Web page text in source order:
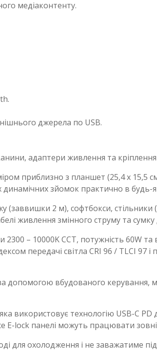
медіаконтенту.
джерела по USB.
адаптери живлення та кріплення
приблизно з планшет (25,4 x 15,5
зйомок практично в будь-
(заввишки 2 м), софтбокси, стільники
живлення змінного струму та
– 10000K CCT, потужність 60W
передачі світла CRI 96 / TLCI 97
допомогою вбудованого керування,
використовує технологію USB-C PD
E-lock панелі можуть працювати
для охолодження і не заважатиме